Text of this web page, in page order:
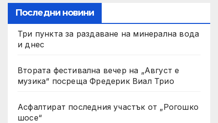
Последни новини
Три пункта за раздаване на минерална вода
и днес
Втората фестивална вечер на „Август е
музика“ посреща Фредерик Виал Трио
Асфалтират последния участък от „Рогошко
шосе“